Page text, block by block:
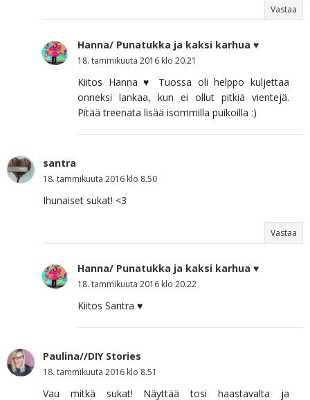
Vastaa
Hanna/ Punatukka ja kaksi karhua ♥
18. tammikuuta 2016 klo 20.21
Kiitos Hanna ♥ Tuossa oli helppo kuljettaa
onneksi lankaa, kun ei ollut pitkiä vientejä.
Pitää treenata lisää isommilla puikoilla :)
santra
18. tammikuuta 2016 klo 8.50
Ihunaiset sukat! <3
Vastaa
Hanna/ Punatukka ja kaksi karhua ♥
18. tammikuuta 2016 klo 20.22
Kiitos Santra ♥
Paulina//DIY Stories
18. tammikuuta 2016 klo 8.51
Vau mitkä sukat! Näyttää tosi haastavalta ja